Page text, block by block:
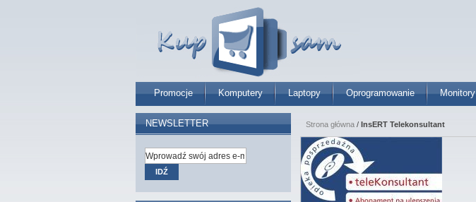
Promocje Komputery Laptopy Oprogramowanie Monitory
Strona główna / InsERT Telekonsultant
NEWSLETTER
IDŹ